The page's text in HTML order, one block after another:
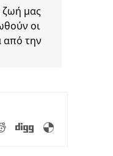
μας
οι
από την